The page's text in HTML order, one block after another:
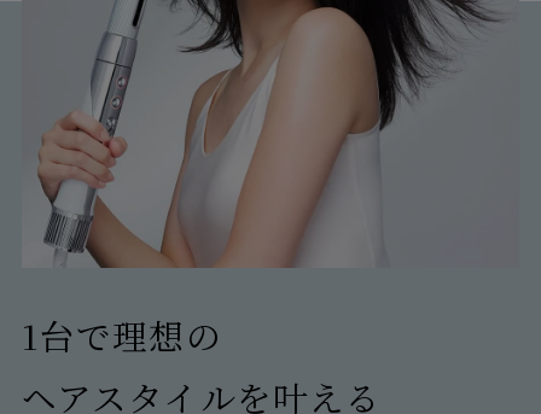
1台で理想の
ヘアスタイルを叶える
2022年4月14日以前に延長保証サービスに加入さ
れた方につきましては、保証範囲が自然故障のみ
となり、物損故障は保証対象外となります。ご自
身の保証内容をご確認いただく場合は、商品発送
時に同梱させていただいております「延長保証
書」をご確認ください。